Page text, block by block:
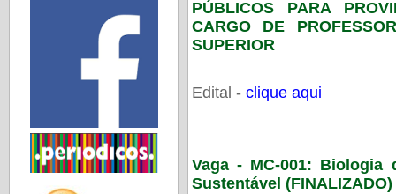
PÚBLICOS PARA
CARGO DE
SUPERIOR
Edital - clique aqui
Vaga - MC-001: Biologia
Sustentável (FINALIZADO)